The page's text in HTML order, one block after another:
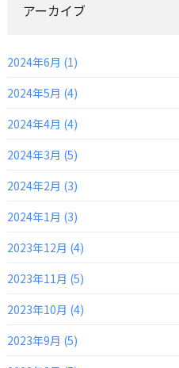
アーカイブ
2024年6月 (1)
2024年5月 (4)
2024年4月 (4)
2024年3月 (5)
2024年2月 (3)
2024年1月 (3)
2023年12月 (4)
2023年11月 (5)
2023年10月 (4)
2023年9月 (5)